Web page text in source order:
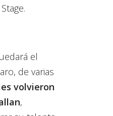
el
de varias
volvieron
,